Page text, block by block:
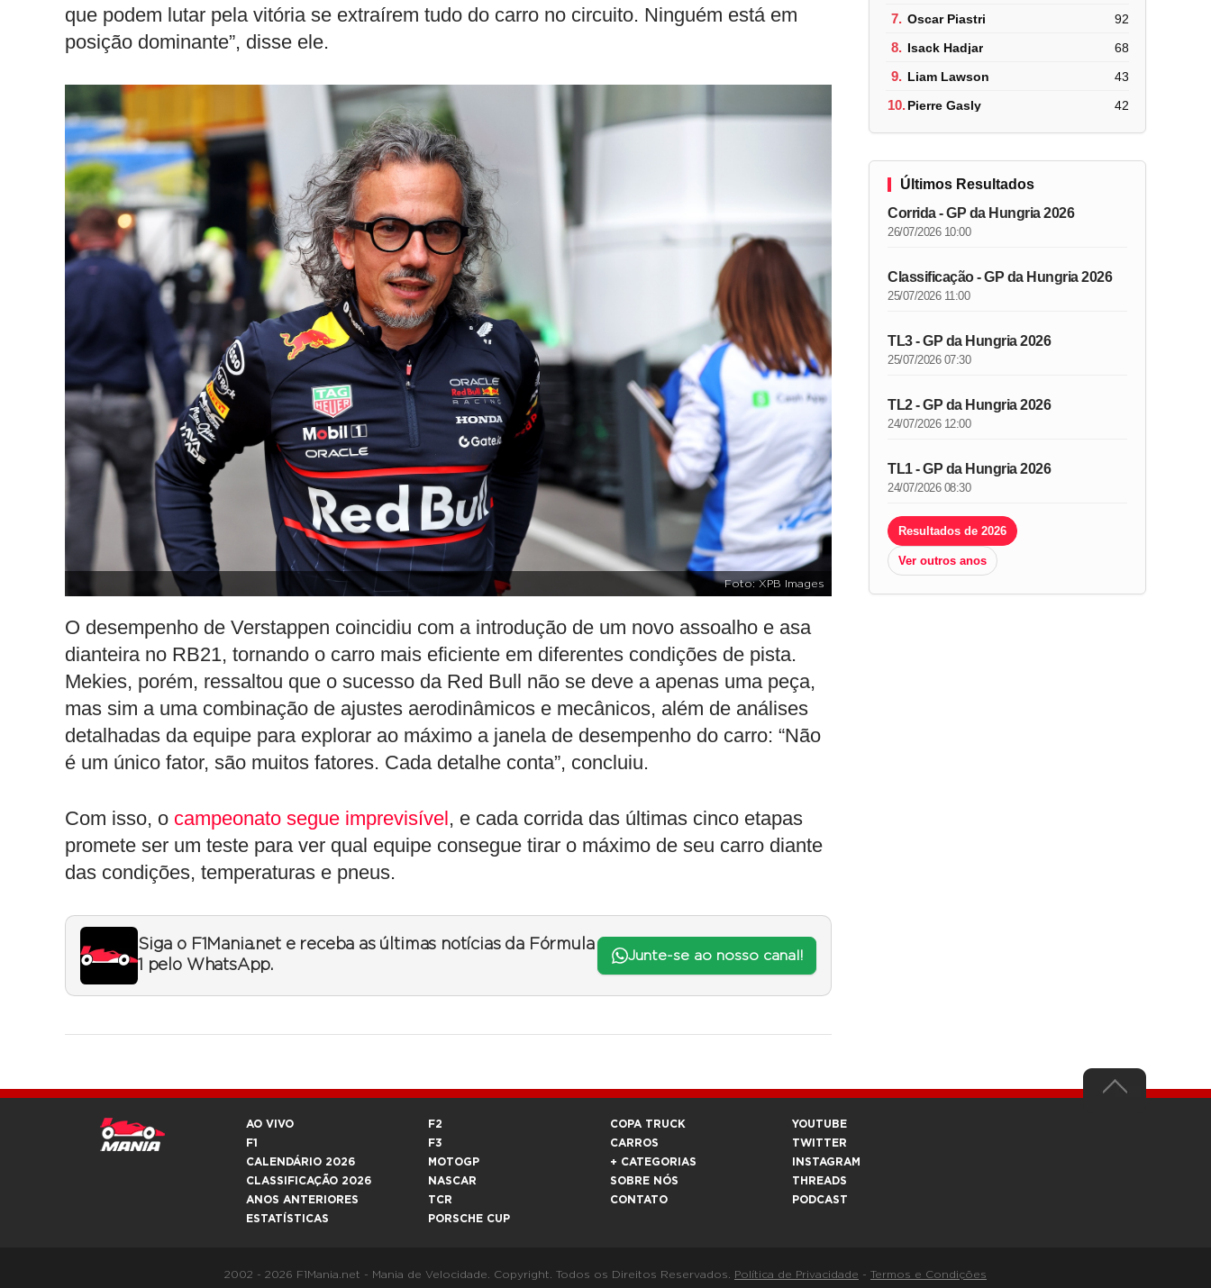
que podem lutar pela vitória se extraírem tudo do carro no circuito. Ninguém está em
posição dominante”, disse ele.
Foto: XPB Images
O desempenho de Verstappen coincidiu com a introdução de um novo assoalho e asa
dianteira no RB21, tornando o carro mais eficiente em diferentes condições de pista.
Mekies, porém, ressaltou que o sucesso da Red Bull não se deve a apenas uma peça,
mas sim a uma combinação de ajustes aerodinâmicos e mecânicos, além de análises
detalhadas da equipe para explorar ao máximo a janela de desempenho do carro: “Não
é um único fator, são muitos fatores. Cada detalhe conta”, concluiu.
Com isso, o campeonato segue imprevisível, e cada corrida das últimas cinco etapas
promete ser um teste para ver qual equipe consegue tirar o máximo de seu carro diante
das condições, temperaturas e pneus.
Siga o F1Mania.net e receba as últimas notícias da Fórmula
1 pelo WhatsApp.
Junte-se ao nosso canal!
7. Oscar Piastri 92
8. Isack Hadjar 68
9. Liam Lawson 43
10.Pierre Gasly 42
Últimos Resultados
Corrida - GP da Hungria 2026
26/07/2026 10:00
Classificação - GP da Hungria 2026
25/07/2026 11:00
TL3 - GP da Hungria 2026
25/07/2026 07:30
TL2 - GP da Hungria 2026
24/07/2026 12:00
TL1 - GP da Hungria 2026
24/07/2026 08:30
Resultados de 2026
Ver outros anos
AO VIVO
F1
CALENDÁRIO 2026
CLASSIFICAÇÃO 2026
ANOS ANTERIORES
ESTATÍSTICAS
F2
F3
MOTOGP
NASCAR
TCR
PORSCHE CUP
COPA TRUCK
CARROS
+ CATEGORIAS
SOBRE NÓS
CONTATO
YOUTUBE
TWITTER
INSTAGRAM
THREADS
PODCAST
2002 - 2026 F1Mania.net - Mania de Velocidade. Copyright. Todos os Direitos Reservados. Política de Privacidade - Termos e Condições